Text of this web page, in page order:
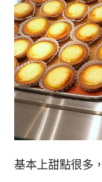
基本上甜點很多